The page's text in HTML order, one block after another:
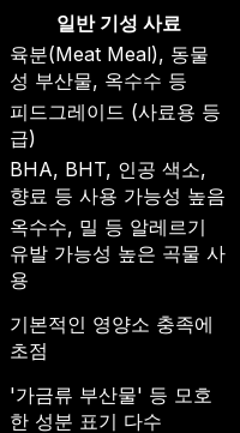
일반 기성 사료
육분(Meat Meal), 동물
성 부산물, 옥수수 등
피드그레이드 (사료용 등
급)
BHA, BHT, 인공 색소,
향료 등 사용 가능성 높음
옥수수, 밀 등 알레르기
유발 가능성 높은 곡물 사
용
기본적인 영양소 충족에
초점
'가금류 부산물' 등 모호
한 성분 표기 다수